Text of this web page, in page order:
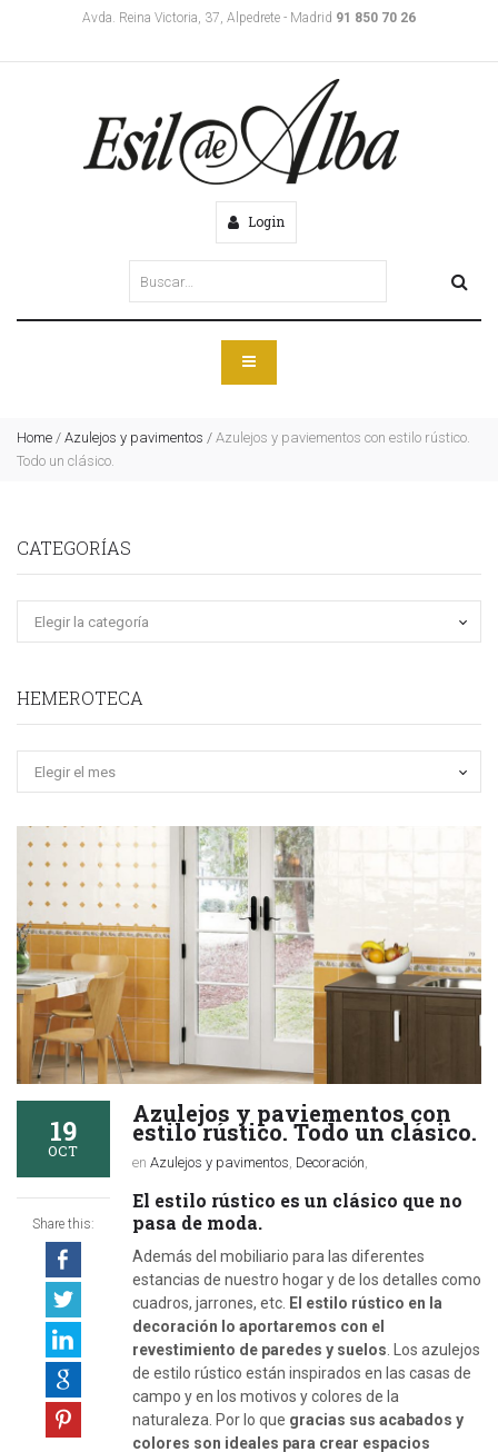
Avda. Reina Victoria, 37, Alpedrete - Madrid 91 850 70 26
Login
Home / Azulejos y pavimentos / Azulejos y paviementos con estilo rústico.
Todo un clásico.
CATEGORÍAS
HEMEROTECA
19
OCT
Share this:
Azulejos y paviementos con
estilo rústico. Todo un clásico.
en Azulejos y pavimentos Decoración
El estilo rústico es un clásico que no
pasa de moda.
Además del mobiliario para las diferentes
estancias de nuestro hogar y de los detalles como
cuadros, jarrones, etc. El estilo rústico en la
decoración lo aportaremos con el
revestimiento de paredes y suelos . Los azulejos
de estilo rústico están inspirados en las casas de
campo y en los motivos y colores de la
naturaleza. Por lo que gracias sus acabados y
colores son ideales para crear espacios